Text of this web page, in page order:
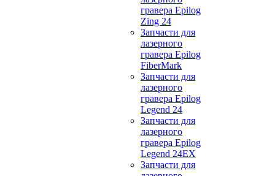
гравера Epilog
Zing 24
Запчасти для
лазерного
гравера Epilog
FiberMark
Запчасти для
лазерного
гравера Epilog
Legend 24
Запчасти для
лазерного
гравера Epilog
Legend 24EX
Запчасти для